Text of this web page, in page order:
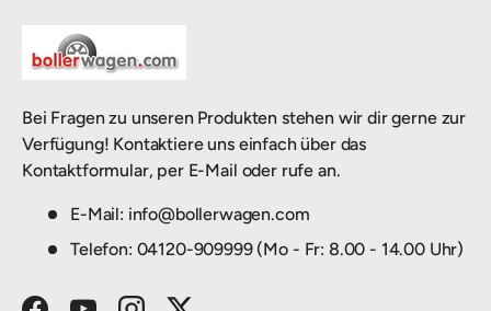
Bei Fragen zu unseren Produkten stehen wir dir gerne zur
Verfügung! Kontaktiere uns einfach über das
Kontaktformular, per E-Mail oder rufe an.
E-Mail: info@bollerwagen.com
Telefon: 04120-909999 (Mo - Fr: 8.00 - 14.00 Uhr)